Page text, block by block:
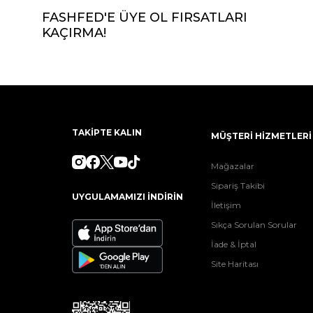
FASHFED'E ÜYE OL FIRSATLARI
KAÇIRMA!
TAKİPTE KALIN
UYGULAMAMIZI İNDİRİN
MÜŞTERİ HİZMETLERİ
Mağazalar
Sipariş Takibi
İletişim
Sıkça Sorulan Sorular
İade & İptal
Site Haritası